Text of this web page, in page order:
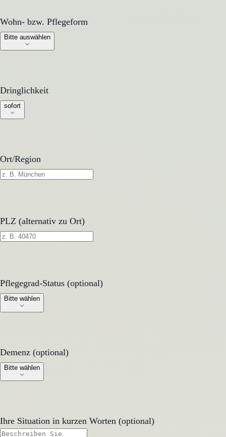
Wohn- bzw. Pflegeform
Wohn- bzw. Pflegeform
Bitte auswählen
Dringlichkeit
Dringlichkeit
sofort
Ort/Region
PLZ (alternativ zu Ort)
Pflegegrad-Status (optional)
Pflegegrad-Status (optional)
Bitte wählen
Demenz (optional)
Demenz (optional)
Bitte wählen
Ihre Situation in kurzen Worten (optional)